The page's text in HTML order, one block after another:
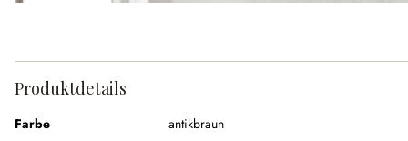
Produktdetails
Farbe
antikbraun